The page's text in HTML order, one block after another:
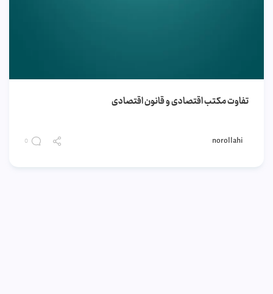
تفاوت مکتب اقتصادی و قانون اقتصادی
norollahi
0